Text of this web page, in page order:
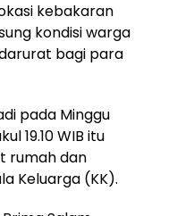
kebakaran
kondisi warga
bagi para
pada Minggu
19.10 WIB itu
rumah dan
Keluarga (KK).